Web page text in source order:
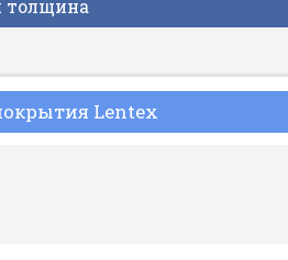
толщина
Lentex